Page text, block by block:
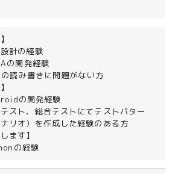
設計の経験
の開発経験
の読み書きに問題がない方
の開発経験
テスト、総合テストにてテストパター
リオ）を作成した経験のある方
ます】
の経験